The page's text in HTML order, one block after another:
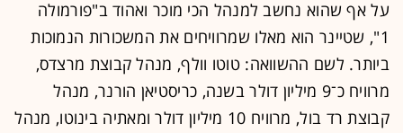
על אף שהוא נחשב למנהל הכי מוכר ואהוד ב"פורמולה
1", שטיינר הוא מאלו שמרוויחים את המשכורות הנמוכות
ביותר. לשם ההשוואה: טוטו וולף, מנהל קבוצת מרצדס,
מרוויח כ־9 מיליון דולר בשנה, כריסטיאן הורנר, מנהל
קבוצת רד בול, מרוויח 10 מיליון דולר ומאתיה בינוטו, מנהל